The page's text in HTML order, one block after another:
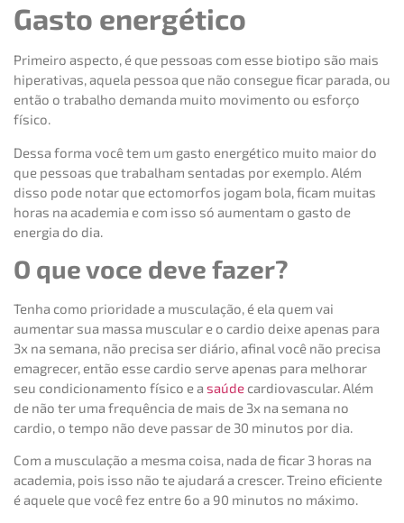
Gasto energético
Primeiro aspecto, é que pessoas com esse biotipo são mais
hiperativas, aquela pessoa que não consegue ficar parada, ou
então o trabalho demanda muito movimento ou esforço
físico.
Dessa forma você tem um gasto energético muito maior do
que pessoas que trabalham sentadas por exemplo. Além
disso pode notar que ectomorfos jogam bola, ficam muitas
horas na academia e com isso só aumentam o gasto de
energia do dia.
O que voce deve fazer?
Tenha como prioridade a musculação, é ela quem vai
aumentar sua massa muscular e o cardio deixe apenas para
3x na semana, não precisa ser diário, afinal você não precisa
emagrecer, então esse cardio serve apenas para melhorar
seu condicionamento físico e a saúde cardiovascular. Além
de não ter uma frequência de mais de 3x na semana no
cardio, o tempo não deve passar de 30 minutos por dia.
Com a musculação a mesma coisa, nada de ficar 3 horas na
academia, pois isso não te ajudará a crescer. Treino eficiente
é aquele que você fez entre 6o a 90 minutos no máximo.